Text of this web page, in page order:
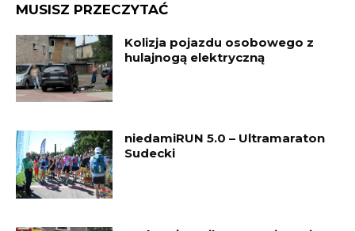
MUSISZ PRZECZYTAĆ
Kolizja pojazdu osobowego z
hulajnogą elektryczną
niedamiRUN 5.0 – Ultramaraton
Sudecki